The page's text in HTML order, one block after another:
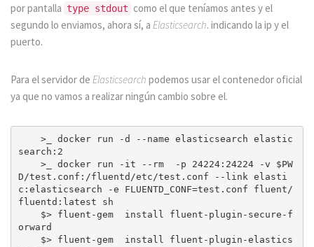
por pantalla type stdout como el que teníamos antes y el
segundo lo enviamos, ahora sí, a Elasticsearch. indicando la ip y el
puerto.
Para el servidor de Elasticsearch podemos usar el contenedor oficial
ya que no vamos a realizar ningún cambio sobre el.
search:2
D/test.conf:/fluentd/etc/test.conf --link elasti
c:elasticsearch -e FLUENTD_CONF=test.conf fluent/
fluentd:latest sh
orward